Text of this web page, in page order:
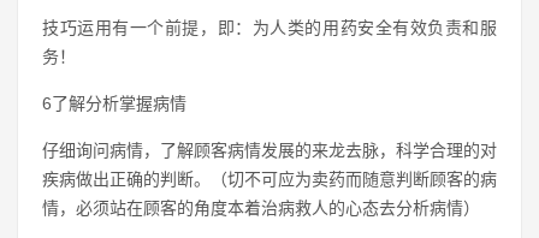
技巧运用有一个前提，即：为人类的用药安全有效负责和服
务！
6了解分析掌握病情
仔细询问病情，了解顾客病情发展的来龙去脉，科学合理的对
疾病做出正确的判断。（切不可应为卖药而随意判断顾客的病
情，必须站在顾客的角度本着治病救人的心态去分析病情）